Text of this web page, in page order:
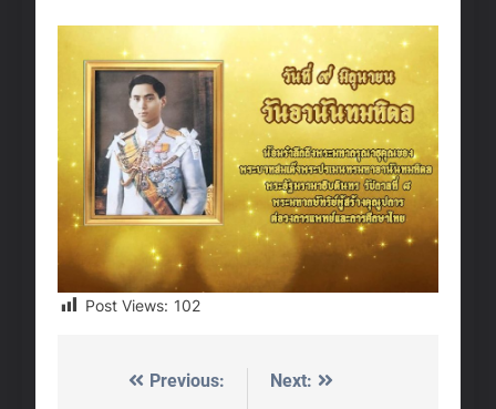
Post Views: 102
Post
Previous:
Next: